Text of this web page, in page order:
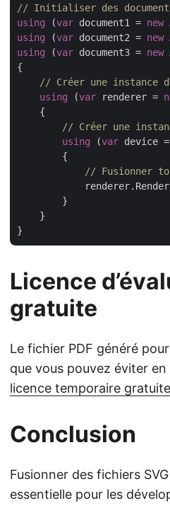
// Initialiser des
using (var document1 = new
using (var document2 = new
using (var document3 = new
{
// Créer une instance
using (var renderer =
    {
// Créer une
using (var device =
        {
// Fusionner
        }
    }
Licence
gratuite
Le fichier PDF généré
que vous pouvez éviter
licence temporaire gratuite
Conclusion
Fusionner des fichiers
essentielle pour les